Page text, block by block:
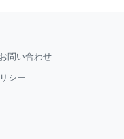
お問い合わせ
シー